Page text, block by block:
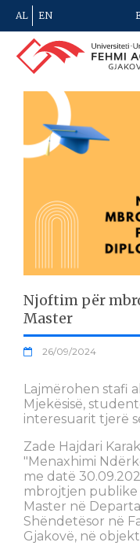
AL EN
Njoftim për
Master
26/09/2024
Lajmërohen stafi
Mjekësisë,
interesuarit tjerë
Zade Hajdari
"Menaxhimi
me datë
mbrojtjen
Master në
Shëndetësor në
Gjakovë, në